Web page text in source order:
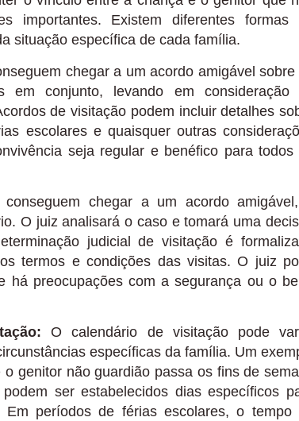
importantes. Existem diferentes formas
situação específica de cada família.
chegar a um acordo amigável sobre
em conjunto, levando em consideração
de visitação podem incluir detalhes
escolares e quaisquer outras
seja regular e benéfico para todos
chegar a um acordo
O juiz analisará o caso e tomará uma
judicial de visitação é
termos e condições das visitas. O juiz
há preocupações com a segurança ou o
O calendário de visitação pode
específicas da família. Um
genitor não guardião passa os fins de
ser estabelecidos dias específicos
períodos de férias escolares, o tempo